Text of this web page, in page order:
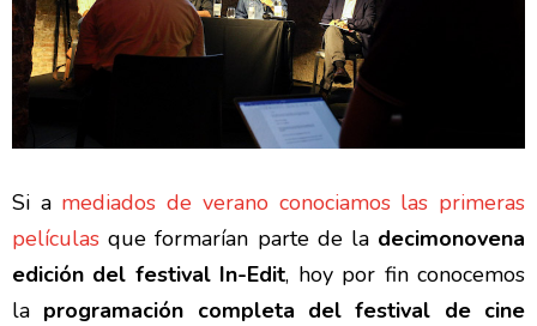
Si a mediados de verano conociamos las primeras
películas que formarían parte de la decimonovena
edición del festival In-Edit, hoy por fin conocemos
la programación completa del festival de cine